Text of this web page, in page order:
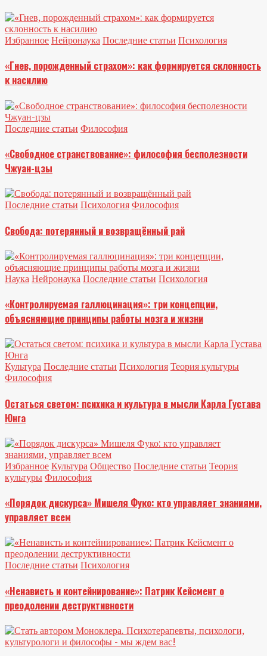
Избранное Нейронаука Последние статьи Психология
«Гнев, порожденный страхом»: как формируется склонность
к насилию
Последние статьи Философия
«Свободное странствование»: философия бесполезности
Чжуан-цзы
Последние статьи Психология Философия
Свобода: потерянный и возвращённый рай
Наука Нейронаука Последние статьи Психология
«Контролируемая галлюцинация»: три концепции,
объясняющие принципы работы мозга и жизни
Культура Последние статьи Психология Теория культуры
Философия
Остаться светом: психика и культура в мысли Карла Густава
Юнга
Избранное Культура Общество Последние статьи Теория
культуры Философия
«Порядок дискурса» Мишеля Фуко: кто управляет знаниями,
управляет всем
Последние статьи Психология
«Ненависть и контейнирование»: Патрик Кейсмент о
преодолении деструктивности